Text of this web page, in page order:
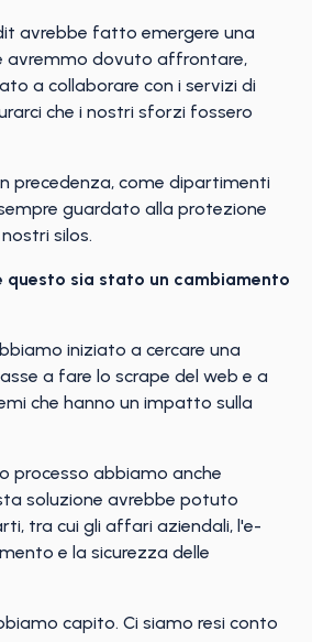
avrebbe fatto emergere una
avremmo dovuto affrontare,
a collaborare con i servizi di
che i nostri sforzi fossero
precedenza, come dipartimenti
guardato alla protezione
silos.
questo sia stato un cambiamento
iniziato a cercare una
a fare lo scrape del web e a
che hanno un impatto sulla
processo abbiamo anche
soluzione avrebbe potuto
tra cui gli affari aziendali, l'e-
e la sicurezza delle
capito. Ci siamo resi conto